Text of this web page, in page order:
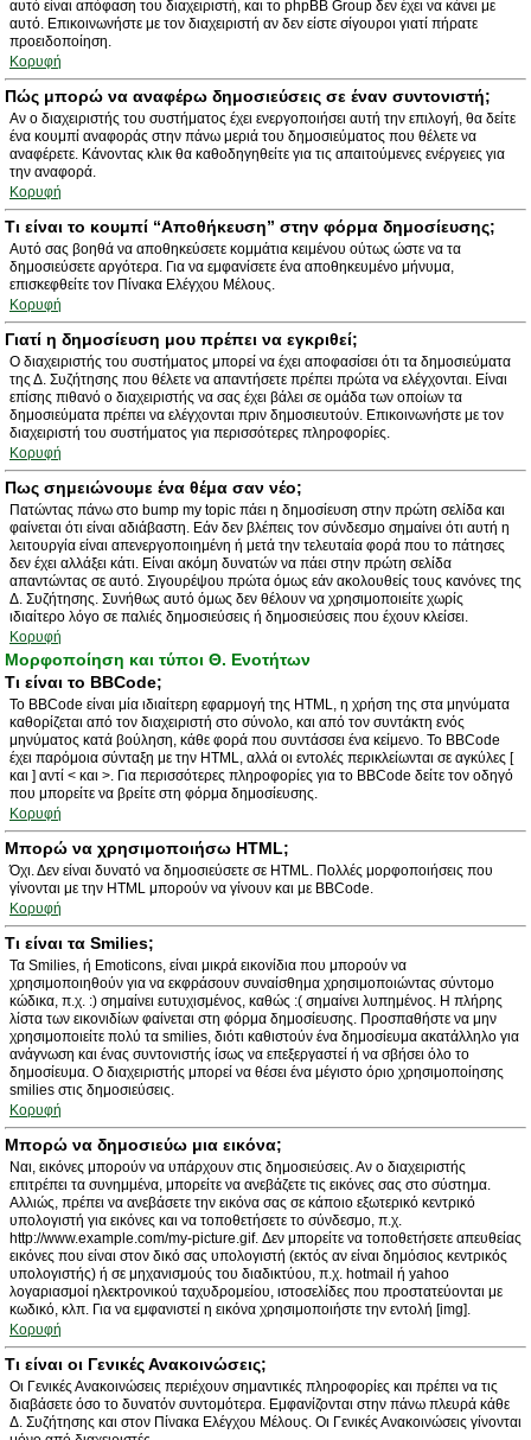
αυτό είναι απόφαση του διαχειριστή, και το phpBB Group δεν έχει να κάνει με
αυτό. Επικοινωνήστε με τον διαχειριστή αν δεν είστε σίγουροι γιατί πήρατε
προειδοποίηση.
Κορυφή
Πώς μπορώ να αναφέρω δημοσιεύσεις σε έναν συντονιστή;
Αν ο διαχειριστής του συστήματος έχει ενεργοποιήσει αυτή την επιλογή, θα δείτε
ένα κουμπί αναφοράς στην πάνω μεριά του δημοσιεύματος που θέλετε να
αναφέρετε. Κάνοντας κλικ θα καθοδηγηθείτε για τις απαιτούμενες ενέργειες για
την αναφορά.
Κορυφή
Τι είναι το κουμπί “Αποθήκευση” στην φόρμα δημοσίευσης;
Αυτό σας βοηθά να αποθηκεύσετε κομμάτια κειμένου ούτως ώστε να τα
δημοσιεύσετε αργότερα. Για να εμφανίσετε ένα αποθηκευμένο μήνυμα,
επισκεφθείτε τον Πίνακα Ελέγχου Μέλους.
Κορυφή
Γιατί η δημοσίευση μου πρέπει να εγκριθεί;
Ο διαχειριστής του συστήματος μπορεί να έχει αποφασίσει ότι τα δημοσιεύματα
της Δ. Συζήτησης που θέλετε να απαντήσετε πρέπει πρώτα να ελέγχονται. Είναι
επίσης πιθανό ο διαχειριστής να σας έχει βάλει σε ομάδα των οποίων τα
δημοσιεύματα πρέπει να ελέγχονται πριν δημοσιευτούν. Επικοινωνήστε με τον
διαχειριστή του συστήματος για περισσότερες πληροφορίες.
Κορυφή
Πως σημειώνουμε ένα θέμα σαν νέο;
Πατώντας πάνω στο bump my topic πάει η δημοσίευση στην πρώτη σελίδα και
φαίνεται ότι είναι αδιάβαστη. Εάν δεν βλέπεις τον σύνδεσμο σημαίνει ότι αυτή η
λειτουργία είναι απενεργοποιημένη ή μετά την τελευταία φορά που το πάτησες
δεν έχει αλλάξει κάτι. Είναι ακόμη δυνατών να πάει στην πρώτη σελίδα
απαντώντας σε αυτό. Σιγουρέψου πρώτα όμως εάν ακολουθείς τους κανόνες της
Δ. Συζήτησης. Συνήθως αυτό όμως δεν θέλουν να χρησιμοποιείτε χωρίς
ιδιαίτερο λόγο σε παλιές δημοσιεύσεις ή δημοσιεύσεις που έχουν κλείσει.
Κορυφή
Μορφοποίηση και τύποι Θ. Ενοτήτων
Τι είναι το BBCode;
Το BBCode είναι μία ιδιαίτερη εφαρμογή της HTML, η χρήση της στα μηνύματα
καθορίζεται από τον διαχειριστή στο σύνολο, και από τον συντάκτη ενός
μηνύματος κατά βούληση, κάθε φορά που συντάσσει ένα κείμενο. Το BBCode
έχει παρόμοια σύνταξη με την HTML, αλλά οι εντολές περικλείωνται σε αγκύλες [
και ] αντί < και >. Για περισσότερες πληροφορίες για το BBCode δείτε τον οδηγό
που μπορείτε να βρείτε στη φόρμα δημοσίευσης.
Κορυφή
Μπορώ να χρησιμοποιήσω HTML;
Όχι. Δεν είναι δυνατό να δημοσιεύσετε σε HTML. Πολλές μορφοποιήσεις που
γίνονται με την HTML μπορούν να γίνουν και με BBCode.
Κορυφή
Τι είναι τα Smilies;
Τα Smilies, ή Emoticons, είναι μικρά εικονίδια που μπορούν να
χρησιμοποιηθούν για να εκφράσουν συναίσθημα χρησιμοποιώντας σύντομο
κώδικα, π.χ. :) σημαίνει ευτυχισμένος, καθώς :( σημαίνει λυπημένος. Η πλήρης
λίστα των εικονιδίων φαίνεται στη φόρμα δημοσίευσης. Προσπαθήστε να μην
χρησιμοποιείτε πολύ τα smilies, διότι καθιστούν ένα δημοσίευμα ακατάλληλο για
ανάγνωση και ένας συντονιστής ίσως να επεξεργαστεί ή να σβήσει όλο το
δημοσίευμα. Ο διαχειριστής μπορεί να θέσει ένα μέγιστο όριο χρησιμοποίησης
smilies στις δημοσιεύσεις.
Κορυφή
Μπορώ να δημοσιεύω μια εικόνα;
Ναι, εικόνες μπορούν να υπάρχουν στις δημοσιεύσεις. Αν ο διαχειριστής
επιτρέπει τα συνημμένα, μπορείτε να ανεβάζετε τις εικόνες σας στο σύστημα.
Αλλιώς, πρέπει να ανεβάσετε την εικόνα σας σε κάποιο εξωτερικό κεντρικό
υπολογιστή για εικόνες και να τοποθετήσετε το σύνδεσμο, π.χ.
http://www.example.com/my-picture.gif. Δεν μπορείτε να τοποθετήσετε απευθείας
εικόνες που είναι στον δικό σας υπολογιστή (εκτός αν είναι δημόσιος κεντρικός
υπολογιστής) ή σε μηχανισμούς του διαδικτύου, π.χ. hotmail ή yahoo
λογαριασμοί ηλεκτρονικού ταχυδρομείου, ιστοσελίδες που προστατεύονται με
κωδικό, κλπ. Για να εμφανιστεί η εικόνα χρησιμοποιήστε την εντολή [img].
Κορυφή
Τι είναι οι Γενικές Ανακοινώσεις;
Οι Γενικές Ανακοινώσεις περιέχουν σημαντικές πληροφορίες και πρέπει να τις
διαβάσετε όσο το δυνατόν συντομότερα. Εμφανίζονται στην πάνω πλευρά κάθε
Δ. Συζήτησης και στον Πίνακα Ελέγχου Μέλους. Οι Γενικές Ανακοινώσεις γίνονται